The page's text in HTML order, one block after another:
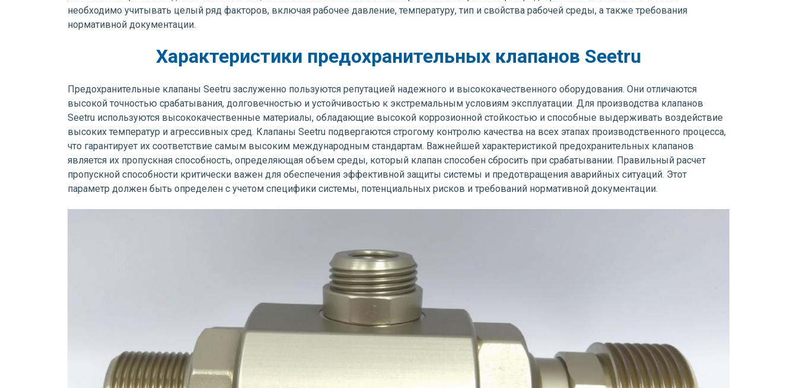
необходимо учитывать целый ряд факторов, включая рабочее давление, температуру, тип и свойства рабочей среды, а также требования
нормативной документации.
Характеристики предохранительных клапанов Seetru
Предохранительные клапаны Seetru заслуженно пользуются репутацией надежного и высококачественного оборудования. Они отличаются
высокой точностью срабатывания, долговечностью и устойчивостью к экстремальным условиям эксплуатации. Для производства клапанов
Seetru используются высококачественные материалы, обладающие высокой коррозионной стойкостью и способные выдерживать воздействие
высоких температур и агрессивных сред. Клапаны Seetru подвергаются строгому контролю качества на всех этапах производственного процесса,
что гарантирует их соответствие самым высоким международным стандартам. Важнейшей характеристикой предохранительных клапанов
является их пропускная способность, определяющая объем среды, который клапан способен сбросить при срабатывании. Правильный расчет
пропускной способности критически важен для обеспечения эффективной защиты системы и предотвращения аварийных ситуаций. Этот
параметр должен быть определен с учетом специфики системы, потенциальных рисков и требований нормативной документации.